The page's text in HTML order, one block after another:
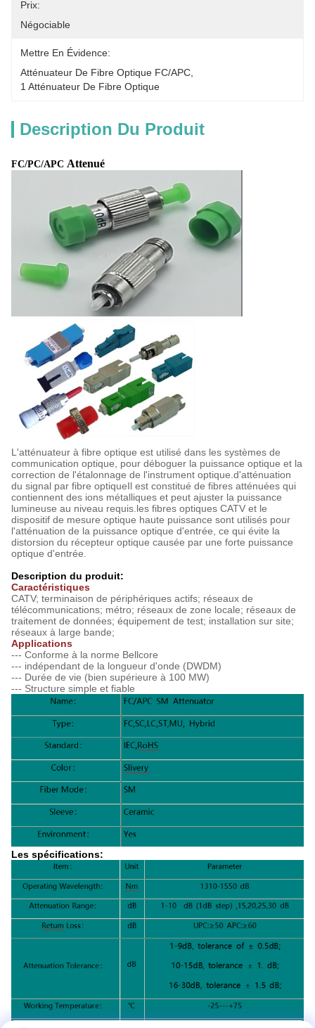
Prix:
Négociable
Mettre En Évidence:
Atténuateur De Fibre Optique FC/APC
1 Atténuateur De Fibre Optique
Description Du Produit
FC/PC/APC Attenué
L'atténuateur à fibre optique est utilisé dans les systèmes de
communication optique, pour déboguer la puissance optique et la
correction de l'étalonnage de l'instrument optique.d'atténuation
du signal par fibre optiqueIl est constitué de fibres atténuées qui
contiennent des ions métalliques et peut ajuster la puissance
lumineuse au niveau requis.les fibres optiques CATV et le
dispositif de mesure optique haute puissance sont utilisés pour
l'atténuation de la puissance optique d'entrée, ce qui évite la
distorsion du récepteur optique causée par une forte puissance
optique d'entrée.
Description du produit:
Caractéristiques
CATV; terminaison de périphériques actifs; réseaux de
télécommunications; métro; réseaux de zone locale; réseaux de
traitement de données; équipement de test; installation sur site;
réseaux à large bande;
Applications
--- Conforme à la norme Bellcore
--- indépendant de la longueur d'onde (DWDM)
--- Durée de vie (bien supérieure à 100 MW)
--- Structure simple et fiable
Les spécifications: